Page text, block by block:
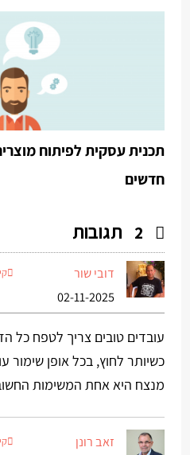
תכנית עסקית לפיתוח
חדשים
2 תגובות
דובי שור
02-11-2025
עובדים טובים צריך לטפח כל
כשיותר לחוץ, בכל אופן שימור
מנצח היא אחת המשימות
זאב רונן